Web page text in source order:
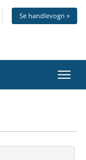
Se handlevogn »
Bytt